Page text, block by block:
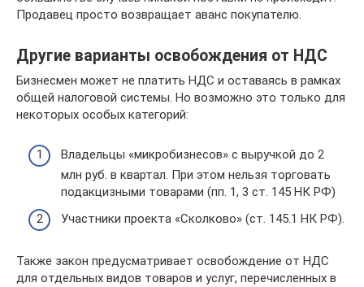
Продавец просто возвращает аванс покупателю.
Другие варианты освобождения от НДС
Бизнесмен может не платить НДС и оставаясь в рамках
общей налоговой системы. Но возможно это только для
некоторых особых категорий:
Владельцы «микробизнесов» с выручкой до 2
млн руб. в квартал. При этом нельзя торговать
подакцизными товарами (пп. 1, 3 ст. 145 НК РФ)
Участники проекта «Сколково» (ст. 145.1 НК РФ).
Также закон предусматривает освобождение от НДС
для отдельных видов товаров и услуг, перечисленных в